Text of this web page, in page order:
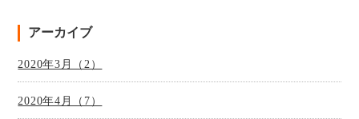
アーカイブ
2020年3月（2）
2020年4月（7）